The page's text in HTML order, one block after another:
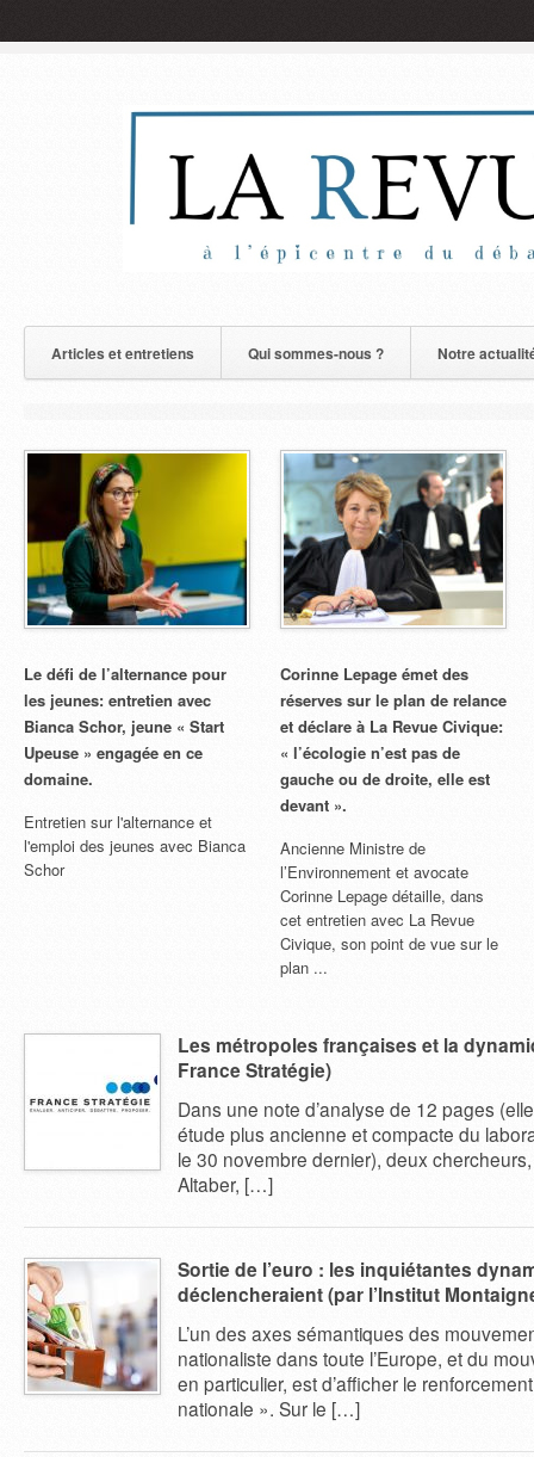
Articles et entretiens Qui sommes-nous ? Notre
Le défi de l’alternance pour
les jeunes: entretien avec
Bianca Schor, jeune « Start
Upeuse » engagée en ce
domaine.
Entretien sur l'alternance et
l'emploi des jeunes avec Bianca
Schor
Corinne Lepage émet des
réserves sur le plan de relance
et déclare à La Revue Civique:
« l’écologie n’est pas de
gauche ou de droite, elle est
devant ».
Ancienne Ministre de
l’Environnement et avocate
Corinne Lepage détaille, dans
cet entretien avec La Revue
Civique, son point de vue sur le
plan ...
Les métropoles françaises et la
France Stratégie)
Dans une note d’analyse de 12 pages
étude plus ancienne et compacte du
le 30 novembre dernier), deux
Altaber, […]
Sortie de l’euro : les inquiétantes
déclencheraient (par l’Institut
L’un des axes sémantiques des
nationaliste dans toute l’Europe, et du
en particulier, est d’afficher le
nationale ». Sur le […]